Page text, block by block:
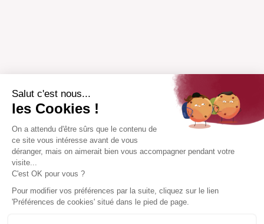
Salut c'est nous...
les Cookies !
On a attendu d'être sûrs que le contenu de
ce site vous intéresse avant de vous
déranger, mais on aimerait bien vous accompagner pendant votre
visite...
C'est OK pour vous ?
Pour modifier vos préférences par la suite, cliquez sur le lien
'Préférences de cookies' situé dans le pied de page.